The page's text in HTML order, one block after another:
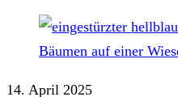
14. April 2025